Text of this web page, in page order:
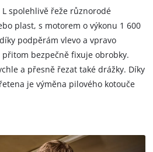
L spolehlivě řeže různorodé
plast, s motorem o výkonu 1 600
podpěrám vlevo a vpravo
bezpečně fixuje obrobky.
a přesně řezat také drážky. Díky
je výměna pilového kotouče